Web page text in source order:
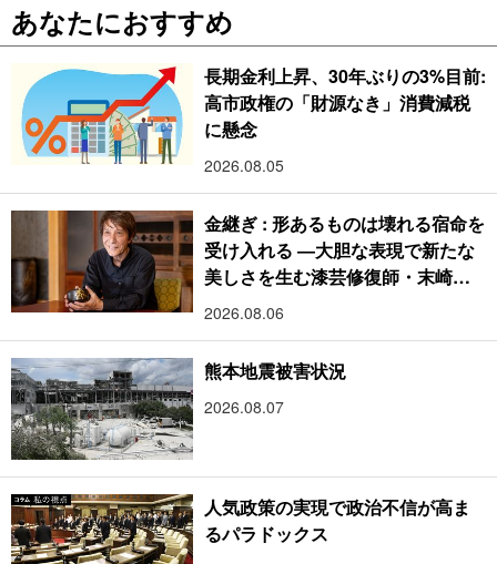
あなたにおすすめ
長期金利上昇、30年ぶりの3%目前:
高市政権の「財源なき」消費減税
に懸念
2026.08.05
金継ぎ : 形あるものは壊れる宿命を
受け入れる ―大胆な表現で新たな
美しさを生む漆芸修復師・末崎広
樹
2026.08.06
熊本地震被害状況
2026.08.07
人気政策の実現で政治不信が高ま
るパラドックス